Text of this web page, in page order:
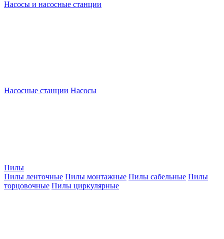
Насосы и насосные станции
Насосные станции Насосы
Пилы
Пилы ленточные Пилы монтажные Пилы сабельные Пилы
торцовочные Пилы циркулярные